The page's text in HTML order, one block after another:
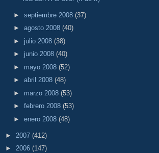
► septiembre 2008 (37)
► agosto 2008 (40)
► julio 2008 (38)
► junio 2008 (40)
► mayo 2008 (52)
► abril 2008 (48)
► marzo 2008 (53)
► febrero 2008 (53)
► enero 2008 (48)
► 2007 (412)
► 2006 (147)